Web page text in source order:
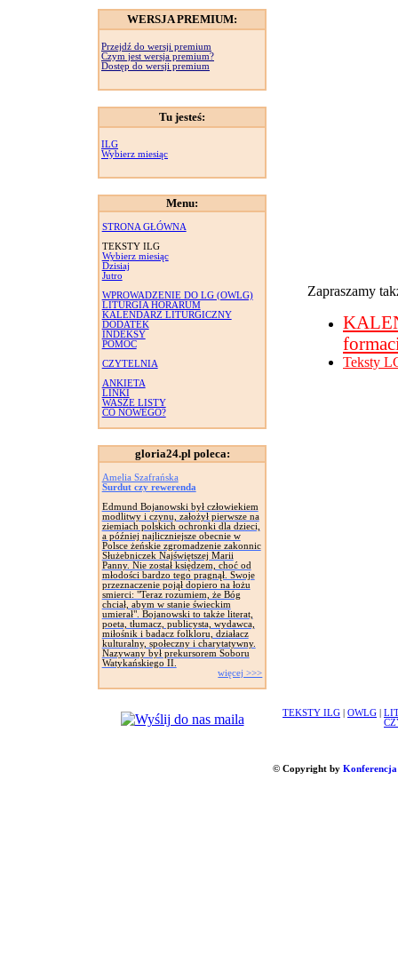
WERSJA PREMIUM:
Przejdź do wersji premium
Czym jest wersja premium?
Dostęp do wersji premium
Tu jesteś:
ILG
Wybierz miesiąc
Menu:
STRONA GŁÓWNA
TEKSTY ILG
Wybierz miesiąc
Dzisiaj
Jutro
WPROWADZENIE DO LG (OWLG)
LITURGIA HORARUM
KALENDARZ LITURGICZNY
DODATEK
INDEKSY
POMOC
CZYTELNIA
ANKIETA
LINKI
WASZE LISTY
CO NOWEGO?
gloria24.pl poleca:
Amelia Szafrańska
Surdut czy rewerenda
Edmund Bojanowski był człowiekiem
modlitwy i czynu, założył pierwsze na
ziemiach polskich ochronki dla dzieci,
a później najliczniejsze obecnie w
Polsce żeńskie zgromadzenie zakonnic
Służebniczek Najświętszej Marii
Panny. Nie został księdzem, choć od
młodości bardzo tego pragnął. Swoje
przeznaczenie pojął dopiero na łożu
smierci: "Teraz rozumiem, że Bóg
chciał, abym w stanie świeckim
umierał". Bojanowski to także literat,
poeta, tłumacz, publicysta, wydawca,
miłośnik i badacz folkloru, działacz
kulturalny, społeczny i charytatywny.
Nazywany był prekursorem Soboru
Watykańskiego II.
więcej >>>
Zapraszamy
Teksty
TEKSTY ILG OWLG
© Copyright by Konferencja